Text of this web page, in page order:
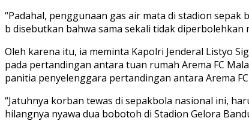
“Padahal, penggunaan gas air mata di stadion sepak
b disebutkan bahwa sama sekali tidak diperbolehkan
Oleh karena itu, ia meminta Kapolri Jenderal Listyo
pada pertandingan antara tuan rumah Arema FC
panitia penyelenggara pertandingan antara Arema
“Jatuhnya korban tewas di sepakbola nasional ini,
hilangnya nyawa dua bobotoh di Stadion Gelora